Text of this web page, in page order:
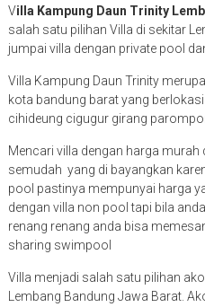
Villa Kampung Daun Trinity
salah satu pilihan Villa di sekitar
jumpai villa dengan private pool
Villa Kampung Daun Trinity
kota bandung barat yang
cihideung cigugur girang
Mencari villa dengan harga
semudah yang di bayangkan
pool pastinya mempunyai harga
dengan villa non pool tapi bila
renang renang anda bisa
sharing swimpool
Villa menjadi salah satu pilihan
Lembang Bandung Jawa Barat.